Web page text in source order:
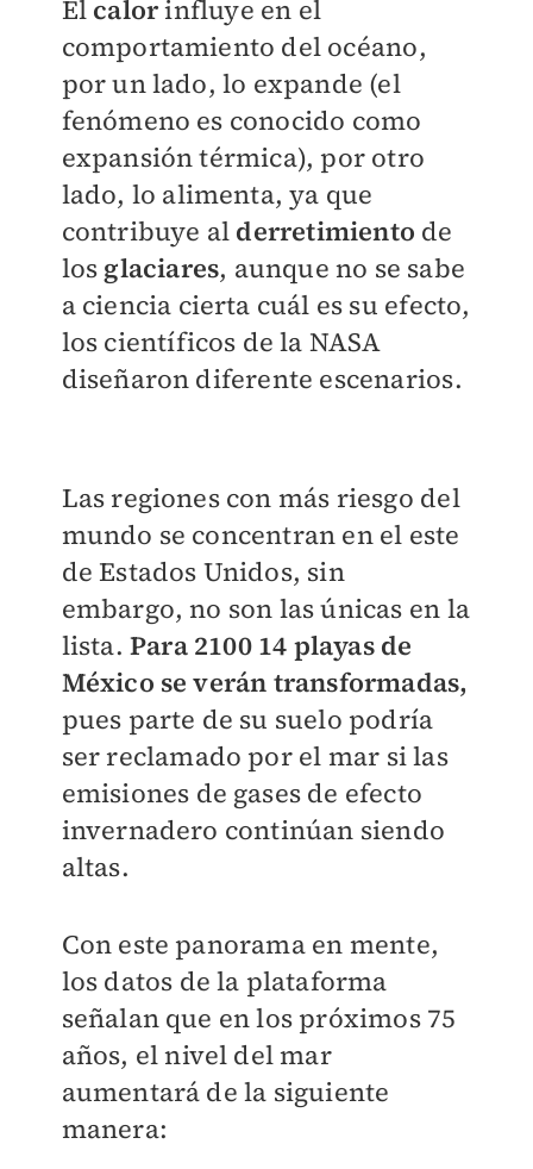
El calorinfluye en el
comportamiento del océano,
por un lado, lo expande (el
fenómeno es conocido como
expansión térmica), por otro
lado, lo alimenta, ya que
contribuye al derretimiento de
los glaciares, aunque no se sabe
a ciencia cierta cuál es su efecto,
los científicos de la NASA
diseñaron diferente escenarios.
Las regiones con más riesgo del
mundo se concentran en el este
de Estados Unidos, sin
embargo, no son las únicas en la
lista. Para 2100 14 playas de
México se verán transformadas,
pues parte de su suelo podría
ser reclamado por el mar si las
emisiones de gases de efecto
invernadero continúan siendo
altas.
Con este panorama en mente,
los datos de la plataforma
señalan que en los próximos 75
años, el nivel del mar
aumentará de la siguiente
manera: